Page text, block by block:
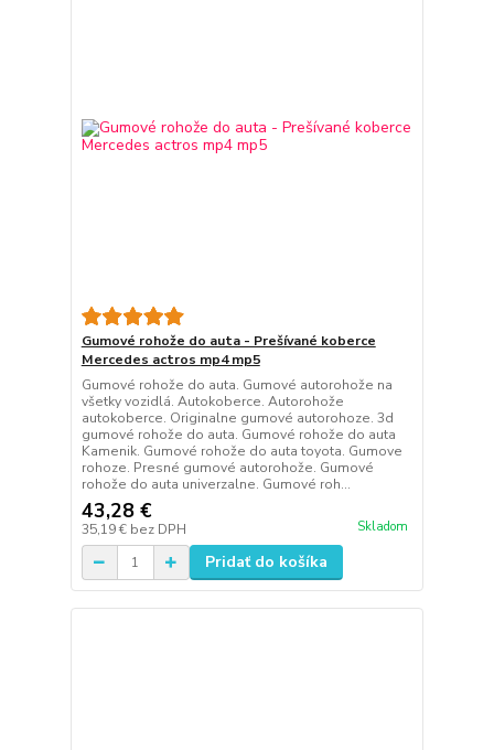
Gumové rohože do auta - Prešívané koberce
Mercedes actros mp4 mp5
Gumové rohože do auta. Gumové autorohože na
všetky vozidlá. Autokoberce. Autorohože
autokoberce. Originalne gumové autorohoze. 3d
gumové rohože do auta. Gumové rohože do auta
Kamenik. Gumové rohože do auta toyota. Gumove
rohoze. Presné gumové autorohože. Gumové
rohože do auta univerzalne. Gumové roh...
43,28 €
35,19 € bez DPH Skladom
Pridať do košíka